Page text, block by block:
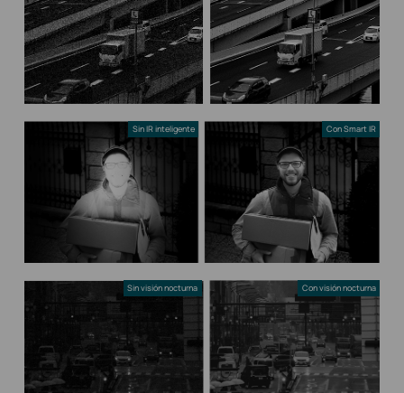
Sin IR inteligente Con Smart IR
Sin visión nocturna Con visión nocturna